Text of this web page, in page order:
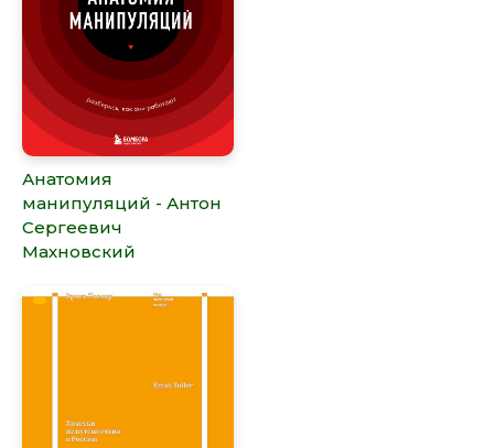
Анатомия
манипуляций - Антон
Сергеевич
Махновский